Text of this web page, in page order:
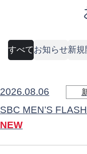
すべてお知らせ新規
2026.08.06
SBC MEN’S
NEW